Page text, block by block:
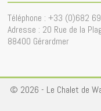
Téléphone : +33 (0)682
Adresse : 20 Rue de la
88400 Gérardmer
© 2026 - Le Chalet de